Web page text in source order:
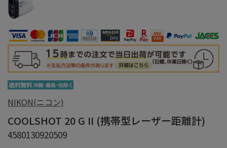
NIKON(ニコン)
COOLSHOT 20 G II (携帯型レーザー距離計)
4580130920509